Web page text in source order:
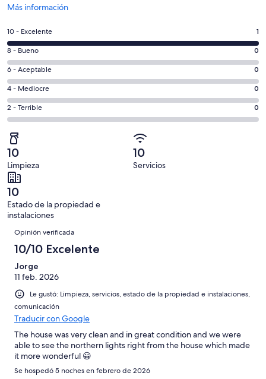
Más información
Se
en
una
nueva
ventana
Evaluación:
10
-
Excelente.
1
de
1
opiniones
10 - Excelente 1
Evaluación:
8
-
Bueno.
0
de
opiniones
8 - Bueno 0
Evaluación:
6
-
Aceptable.
0
de
opiniones
6 - Aceptable 0
Evaluación:
4
-
0
de
1
opiniones
4 - Mediocre 0
Evaluación:
2
-
Terrible.
0
de
1
opiniones
2 - Terrible 0
10
Limpieza
10
Servicios
10
Estado de la propiedad e
instalaciones
Opiniones
Opinión verificada
10/10 Excelente
Jorge
11 feb. 2026
Le gustó: Limpieza, servicios, estado de la propiedad e instalaciones,
comunicación
Traducir con Google
The house was very clean and in great condition and we were
able to see the northern lights right from the house which made
it more wonderful 😀
Se hospedó 5 noches en febrero de 2026